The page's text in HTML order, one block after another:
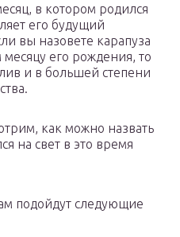
в котором родился
его будущий
вы назовете карапуза
его рождения, то
и в большей степени
как можно назвать
на свет в это время
подойдут следующие